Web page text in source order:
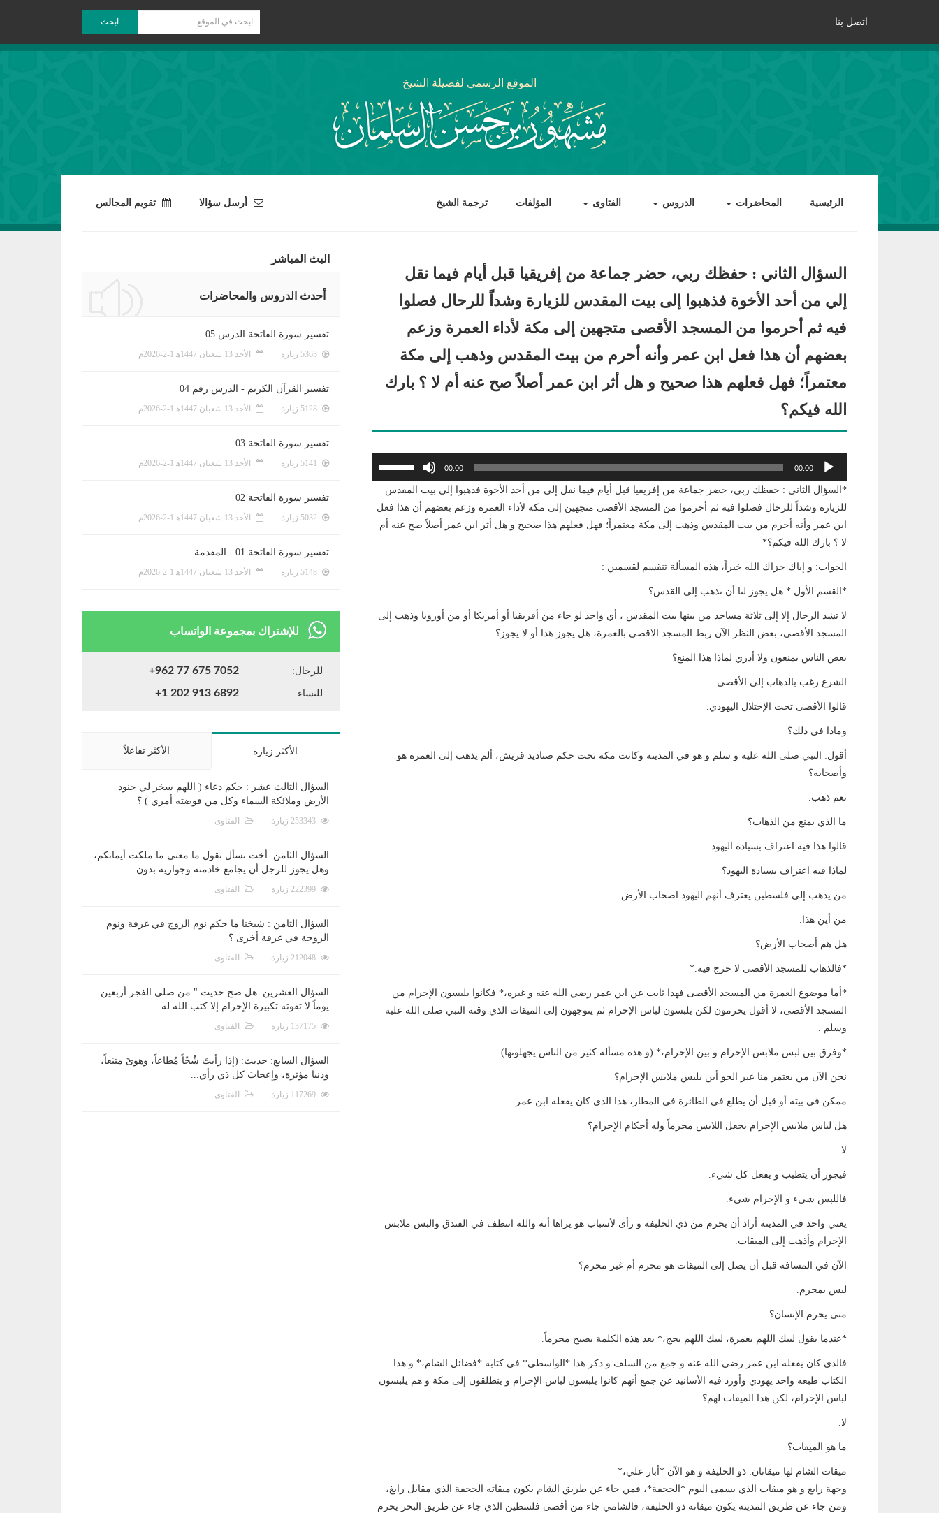
اتصل بنا ابحث
الموقع الرسمي لفضيلة الشيخ
الرئيسية المحاضرات الدروس الفتاوى المؤلفات ترجمة الشيخ أرسل سؤالا تقويم المجالس
السؤال الثاني : حفظك ربي، حضر جماعة من إفريقيا قبل أيام فيما نقل
إلي من أحد الأخوة فذهبوا إلى بيت المقدس للزيارة وشداً للرحال فصلوا
فيه ثم أحرموا من المسجد الأقصى متجهين إلى مكة لأداء العمرة وزعم
بعضهم أن هذا فعل ابن عمر وأنه أحرم من بيت المقدس وذهب إلى مكة
معتمراً؛ فهل فعلهم هذا صحيح و هل أثر ابن عمر أصلاً صح عنه أم لا ؟ بارك
الله فيكم؟
مشغل
الصوت
00:00
00:00
أعلى/
الصوت.
*السؤال الثاني : حفظك ربي، حضر جماعة من إفريقيا قبل أيام فيما نقل إلي من أحد الأخوة فذهبوا إلى بيت المقدس
للزيارة وشداً للرحال فصلوا فيه ثم أحرموا من المسجد الأقصى متجهين إلى مكة لأداء العمرة وزعم بعضهم أن هذا فعل
ابن عمر وأنه أحرم من بيت المقدس وذهب إلى مكة معتمراً؛ فهل فعلهم هذا صحيح و هل أثر ابن عمر أصلاً صح عنه أم
لا ؟ بارك الله فيكم؟*
الجواب: و إياك جزاك الله خيراً، هذه المسألة تنقسم لقسمين :
*القسم الأول:* هل يجوز لنا أن نذهب إلى القدس؟
لا تشد الرحال إلا إلى ثلاثة مساجد من بينها بيت المقدس ، أي واحد لو جاء من أفريقيا أو أمريكا أو من أوروبا وذهب إلى
المسجد الأقصى، بغض النظر الآن ربط المسجد الاقصى بالعمرة، هل يجوز هذا أو لا يجوز؟
بعض الناس يمنعون ولا أدري لماذا هذا المنع؟
الشرع رغب بالذهاب إلى الأقصى.
قالوا الأقصى تحت الإحتلال اليهودي.
وماذا في ذلك؟
أقول: النبي صلى الله عليه و سلم و هو في المدينة وكانت مكة تحت حكم صناديد قريش، ألم يذهب إلى العمرة هو
وأصحابه؟
نعم ذهب.
ما الذي يمنع من الذهاب؟
قالوا هذا فيه اعتراف بسيادة اليهود.
لماذا فيه اعتراف بسيادة اليهود؟
من يذهب إلى فلسطين يعترف أنهم اليهود اصحاب الأرض.
من أين هذا.
هل هم أصحاب الأرض؟
*فالذهاب للمسجد الأقصى لا حرج فيه.*
*أما موضوع العمرة من المسجد الأقصى فهذا ثابت عن ابن عمر رضي الله عنه و غيره،* فكانوا يلبسون الإحرام من
المسجد الأقصى، لا أقول يحرمون لكن يلبسون لباس الإحرام ثم يتوجهون إلى الميقات الذي وقته النبي صلى الله عليه
وسلم .
*وفرق بين لبس ملابس الإحرام و بين الإحرام،* (و هذه مسألة كثير من الناس يجهلونها).
نحن الآن من يعتمر منا عبر الجو أين يلبس ملابس الإحرام؟
ممكن في بيته أو قبل أن يطلع في الطائرة في المطار، هذا الذي كان يفعله ابن عمر.
هل لباس ملابس الإحرام يجعل اللابس محرماً وله أحكام الإحرام؟
لا.
فيجوز أن يتطيب و يفعل كل شيء.
فاللبس شيء و الإحرام شيء.
يعني واحد في المدينة أراد أن يحرم من ذي الحليفة و رأى لأسباب هو يراها أنه والله اتنظف في الفندق والبس ملابس
الإحرام وأذهب إلى الميقات.
الآن في المسافة قبل أن يصل إلى الميقات هو محرم أم غير محرم؟
ليس بمحرم.
متى يحرم الإنسان؟
*عندما يقول لبيك اللهم بعمرة، لبيك اللهم بحج،* بعد هذه الكلمة يصبح محرماً.
فالذي كان يفعله ابن عمر رضي الله عنه و جمع من السلف و ذكر هذا *الواسطي* في كتابه *فضائل الشام،* و هذا
الكتاب طبعه واحد يهودي وأورد فيه الأسانيد عن جمع أنهم كانوا يلبسون لباس الإحرام و ينطلقون إلى مكة و هم يلبسون
لباس الإحرام، لكن هذا الميقات لهم؟
لا.
ما هو الميقات؟
ميقات الشام لها ميقاتان: ذو الحليفة و هو الآن *أبار علي،*
وجهة رابغ و هو ميقات الذي يسمى اليوم *الجحفة*، فمن جاء عن طريق الشام يكون ميقاته الجحفة الذي مقابل رابغ،
ومن جاء عن طريق المدينة يكون ميقاته ذو الحليفة، فالشامي جاء من أقصى فلسطين الذي جاء عن طريق البحر يحرم
البث المباشر
أحدث الدروس والمحاضرات
تفسير سورة الفاتحة الدرس 05
الأحد 13 شعبان 1447ﻫ 1-2-2026م
تفسير القرآن الكريم - الدرس رقم 04
الأحد 13 شعبان 1447ﻫ 1-2-2026م
تفسير سورة الفاتحة 03
الأحد 13 شعبان 1447ﻫ 1-2-2026م
تفسير سورة الفاتحة 02
الأحد 13 شعبان 1447ﻫ 1-2-2026م
تفسير سورة الفاتحة 01 - المقدمة
الأحد 13 شعبان 1447ﻫ 1-2-2026م
للإشتراك بمجموعة الواتساب
للرجال: +962 77 675 7052
للنساء: +1 202 913 6892
الأكثر زيارة الأكثر تفاعلاً
السؤال الثالث عشر : حكم دعاء ( اللهم سخر لي جنود
الأرض وملائكة السماء وكل من فوضته أمري ) ؟
الفتاوى
السؤال الثامن: أخت تسأل تقول ما معنى ما ملكت أيمانكم،
وهل يجوز للرجل أن يجامع خادمته وجواريه بدون...
الفتاوى
السؤال الثامن : شيخنا ما حكم نوم الزوج في غرفة ونوم
الزوجة في غرفة أخرى ؟
الفتاوى
السؤال العشرين: هل صح حديث " من صلى الفجر أربعين
يوماً لا تفوته تكبيرة الإحرام إلا كتب الله له...
الفتاوى
السؤال السابع: حديث: (إذا رأيتَ شُحّاً مُطاعاً، وهوىً متبَعاً،
ودنيا مؤثرة، وإعجابَ كل ذي رأي...
الفتاوى